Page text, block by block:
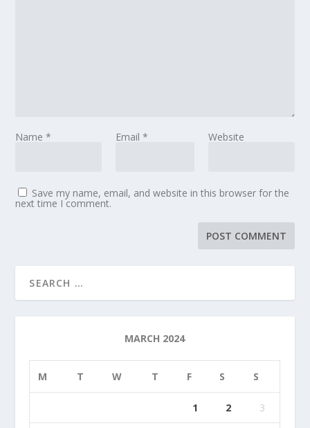
Name* Email * Website
Save my name, email, and website in this browser for the
next time I comment.
MARCH 2024
M T W T F S S
1 2 3